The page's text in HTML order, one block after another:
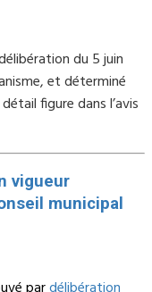
du 5 juin
, et déterminé
figure dans l’avis
vigueur
municipal